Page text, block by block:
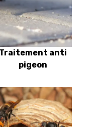
Traitement anti
pigeon